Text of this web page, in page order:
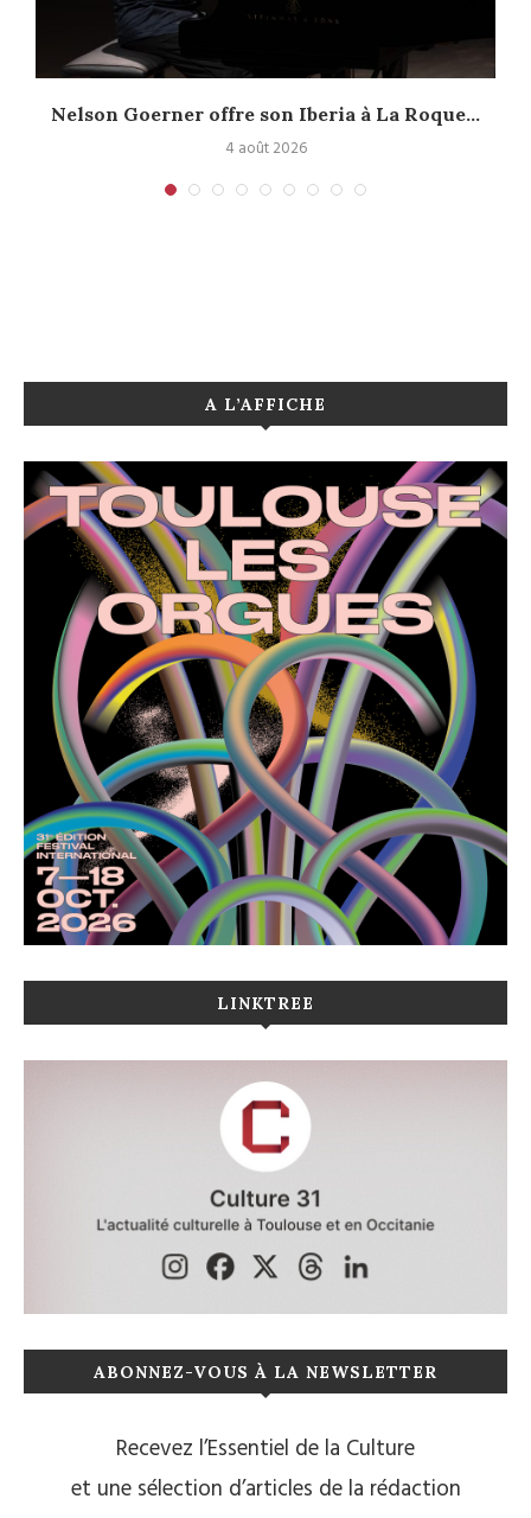
Nelson Goerner offre son Iberia à La Roque...
4 août 2026
A L’AFFICHE
LINKTREE
ABONNEZ-VOUS À LA NEWSLETTER
Recevez l’Essentiel de la Culture
et une sélection d’articles de la rédaction